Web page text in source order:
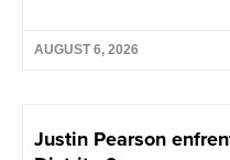
AUGUST 6, 2026
Justin Pearson